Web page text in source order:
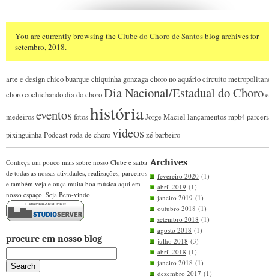
You are currently browsing theClube do Choro de Santosblog archives for
setembro, 2018.
arte e designchico buarque chiquinha gonzagachoro no aquáriocircuito
chorocochichandodia do choroDia Nacional/Estadual do Choro
medeiroseventos fotoshistóriaJorge Maciel lançamentosmpb4
pixinguinhaPodcastroda de chorovideos zé barbeiro
Conheça um pouco mais sobre nosso Clube e saiba
de todas as nossas atividades, realizações, parceiros
e também veja e ouça muita boa música aqui em
nosso espaço. Seja Bem-vindo.
procure em nosso blog
Archives
fevereiro 2020 (1)
abril 2019 (1)
janeiro 2019 (1)
outubro 2018 (1)
setembro 2018 (1)
agosto 2018 (1)
julho 2018 (3)
abril 2018 (1)
janeiro 2018 (1)
dezembro 2017 (1)